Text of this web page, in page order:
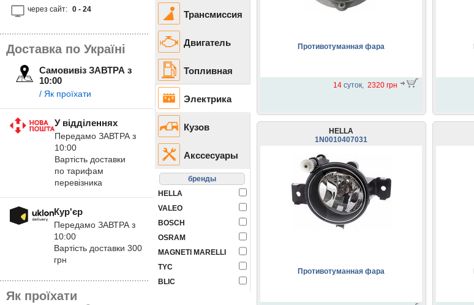
через сайт: 0 - 24
Доставка по Україні
Самовивіз ЗАВТРА з
10:00
/ Як проїхати
У відділеннях
Передамо ЗАВТРА з
10:00
Вартість доставки
по тарифам
перевізника
Кур'єр
Передамо ЗАВТРА з
10:00
Вартість доставки 300
грн
Як проїхати
Трансмиссия
Двигатель
Топливная
Электрика
Кузов
Акссесуары
HELLA
VALEO
BOSCH
OSRAM
MAGNETI MARELLI
TYC
BLIC
Противотуманная фара
14суток, 2320 грн
HELLA
1N0010407031
Противотуманная фара